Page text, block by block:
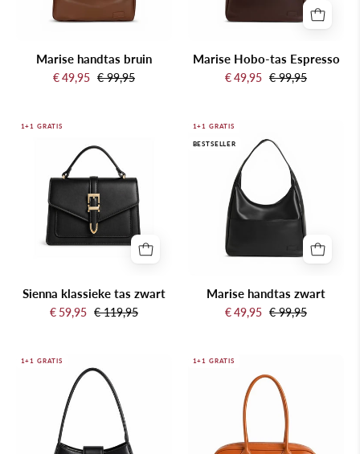
Marise handtas bruin
€ 49,95 € 99,95
Marise Hobo-tas Espresso
€ 49,95 € 99,95
klassieke
zwart
1+1 GRATIS
Sienna klassieke tas zwart
€ 59,95 € 119,95
handtas
zwart
1+1 GRATIS
BESTSELLER
Marise handtas zwart
€ 49,95 € 99,95
Cherie
Strik
Zwart
1+1 GRATIS
Barrel
Tas
Bruin
1+1 GRATIS